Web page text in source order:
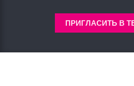
ПРИГЛАСИТЬ В